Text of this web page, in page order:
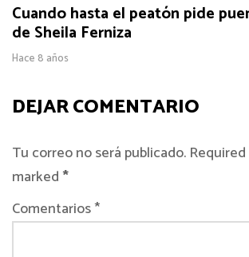
Cuando hasta el peatón pide
de Sheila Ferniza
Hace 8 años
DEJAR COMENTARIO
Tu correo no será publicado.
marked*
Comentarios *